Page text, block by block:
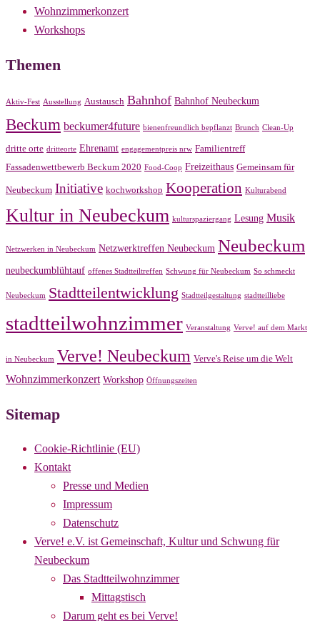
Wohnzimmerkonzert
Workshops
Themen
Aktiv-Fest Ausstellung Austausch Bahnhof Bahnhof Neubeckum
Beckum beckumer4future bienenfreundlich bepflanzt Brunch Clean-Up
dritte orte dritteorte Ehrenamt engagementpreis nrw Familientreff
Fassadenwettbewerb Beckum 2020 Food-Coop Freizeithaus Gemeinsam für
Neubeckum Initiative kochworkshop Kooperation Kulturabend
Kultur in Neubeckum kulturspaziergang Lesung Musik
Netzwerken in Neubeckum Netzwerktreffen Neubeckum Neubeckum
neubeckumblühtauf offenes Stadtteiltreffen Schwung für Neubeckum So schmeckt
Neubeckum Stadtteilentwicklung Stadtteilgestaltung stadtteilliebe
stadtteilwohnzimmer Veranstaltung Verve! auf dem Markt
in Neubeckum Verve! Neubeckum Verve's Reise um die Welt
Wohnzimmerkonzert Workshop Öffnungszeiten
Sitemap
Cookie-Richtlinie (EU)
Kontakt
Presse und Medien
Impressum
Datenschutz
Verve! e.V. ist Gemeinschaft, Kultur und Schwung für
Neubeckum
Das Stadtteilwohnzimmer
Mittagstisch
Darum geht es bei Verve!